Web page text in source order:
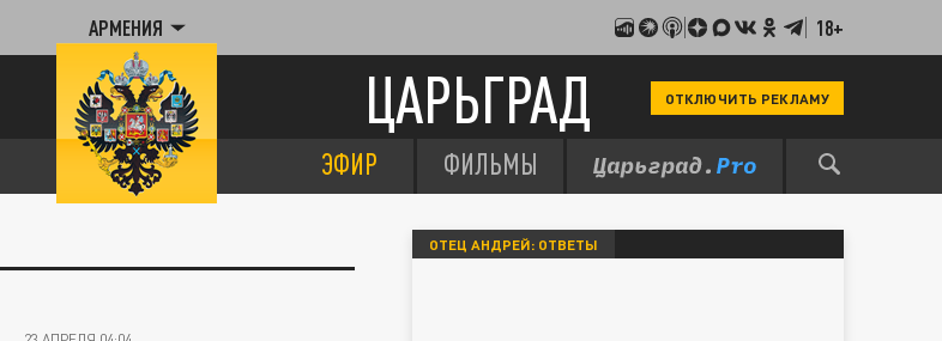
АРМЕНИЯ 18+
ЦАРЬГРАД ОТКЛЮЧИТЬ РЕКЛАМУ
ЭФИР ФИЛЬМЫ
ОТЕЦ АНДРЕЙ: ОТВЕТЫ